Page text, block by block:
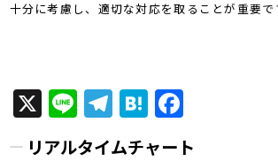
十分に考慮し、適切な対応を取ることが重要で
X LineTelegram
Hatena
リアルタイムチャート